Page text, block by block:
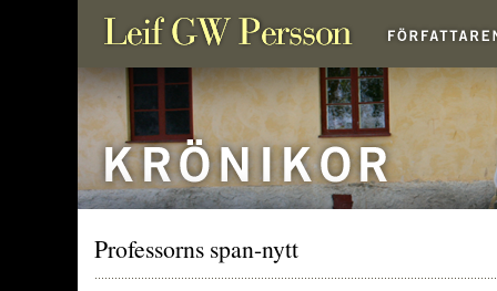
Professorns span-nytt